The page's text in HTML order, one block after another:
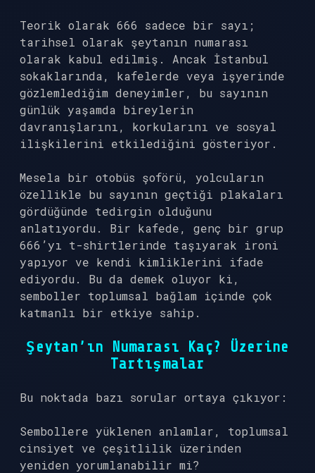
Teorik olarak 666 sadece bir sayı;
tarihsel olarak şeytanın numarası
olarak kabul edilmiş. Ancak İstanbul
sokaklarında, kafelerde veya işyerinde
gözlemlediğim deneyimler, bu sayının
günlük yaşamda bireylerin
davranışlarını, korkularını ve sosyal
ilişkilerini etkilediğini gösteriyor.
Mesela bir otobüs şoförü, yolcuların
özellikle bu sayının geçtiği plakaları
gördüğünde tedirgin olduğunu
anlatıyordu. Bir kafede, genç bir grup
666’yı t-shirtlerinde taşıyarak ironi
yapıyor ve kendi kimliklerini ifade
ediyordu. Bu da demek oluyor ki,
semboller toplumsal bağlam içinde çok
katmanlı bir etkiye sahip.
Şeytan’ın Numarası Kaç? Üzerine
Tartışmalar
Bu noktada bazı sorular ortaya çıkıyor:
Sembollere yüklenen anlamlar, toplumsal
cinsiyet ve çeşitlilik üzerinden
yeniden yorumlanabilir mi?